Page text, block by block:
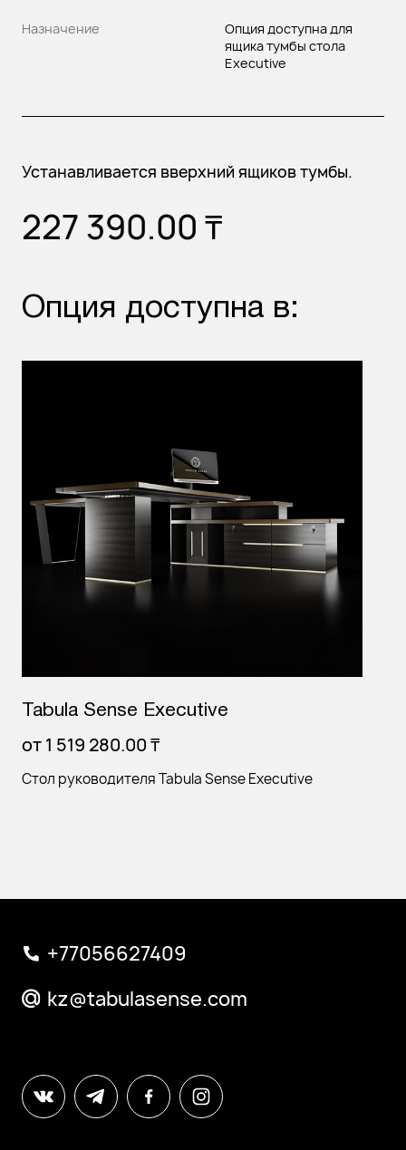
Назначение
Опция доступна для
ящика тумбы стола
Executive
Устанавливается вверхний ящиков тумбы.
227 390.00 ₸
Опция доступна в:
Tabula Sense Executive
от 1 519 280.00 ₸
Стол руководителя Tabula Sense Executive
+77056627409
kz@tabulasense.com